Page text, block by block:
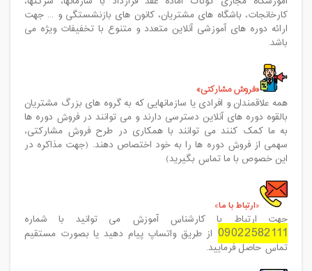
کارخانجات، باشگاه های مشتریان، کانون های بازنشستگی و ... جهت
ارائه دوره های آموزشی آنلاین متعدد و متنوع با تخفیفات ویژه می
باشد.
فروش مشارکتی
همه علاقمندان و افرادی یا سازمانهایی که به گروه های بزرگ مشتریان
بالقوه دوره های آنلاین دسترسی دارند و می توانند در فروش دوره ها
به ما کمک کنند می توانند با همکاری در طرح فروش مشارکتی،
سهمی از فروش دوره ها را به خود اختصاص دهند. (جهت مذاکره در
این خصوص با ما تماس بگیرید)
ارتباط با ما
جهت ارتباط با کارشناس آموزش می توانید با شماره
09022582111 از طریق واتساپ پیام دهید یا بصورت مستقیم
تماس حاصل فرمایید.